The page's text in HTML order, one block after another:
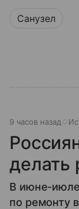
Санузел
9 часов назад
делать
В июне-июле
по ремонту